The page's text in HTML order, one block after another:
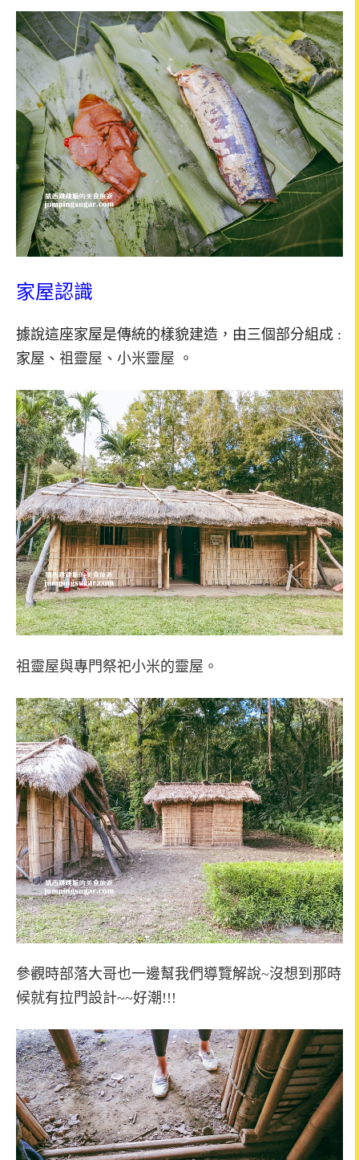
家屋認識
據說這座家屋是傳統的樣貌建造，由三個部分組成 :
家屋、 祖靈屋、小米靈屋 。
祖靈屋與專門祭祀小米的靈屋。
參觀時部落大哥也一邊幫我們導覽解說~沒想到那時
候就有拉門設計~~好潮!!!